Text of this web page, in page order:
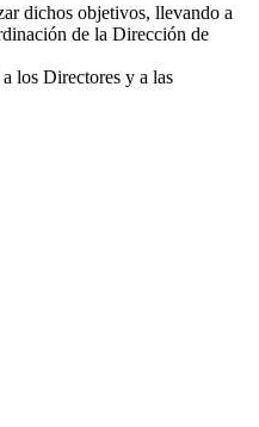
dichos objetivos, llevando a
de la Dirección de
los Directores y a las